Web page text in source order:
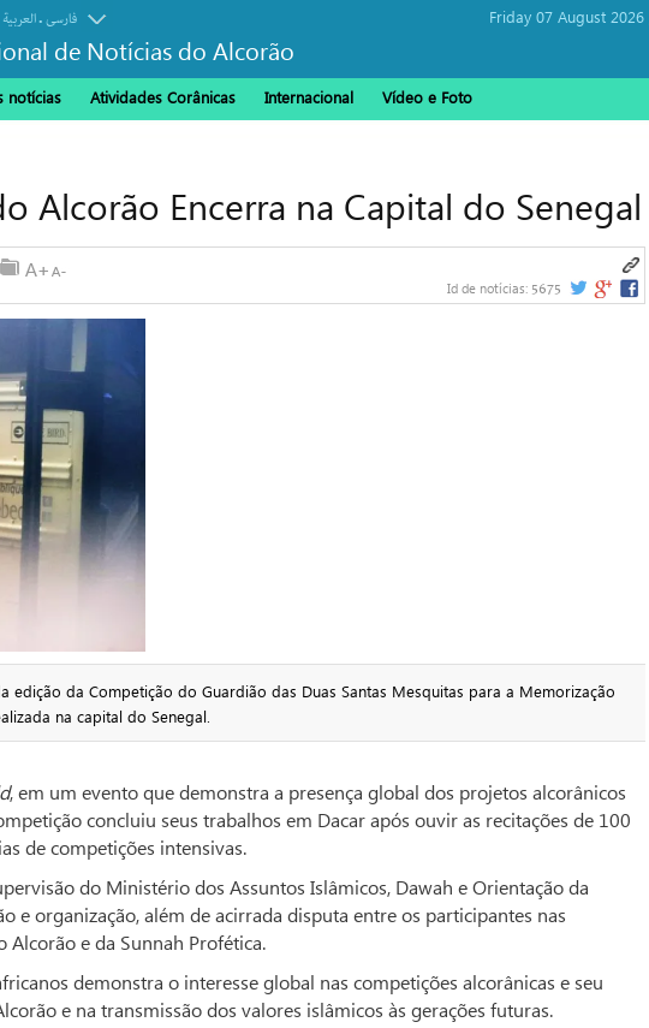
العربیة.فارسی
de Notícias do Alcorão
Friday 07 August 2026 ,
notícias Atividades Corânicas Internacional Vídeo e Foto
Alcorão Encerra na Capital do Senegal
Id de notícias: 5675
edição da Competição do Guardião das Duas Santas Mesquitas para a Memorização
na capital do Senegal.
, em um evento que demonstra a presença global dos projetos alcorânicos
concluiu seus trabalhos em Dacar após ouvir as recitações de 100
de competições intensivas.
do Ministério dos Assuntos Islâmicos, Dawah e Orientação da
e organização, além de acirrada disputa entre os participantes nas
e da Sunnah Profética.
demonstra o interesse global nas competições alcorânicas e seu
e na transmissão dos valores islâmicos às gerações futuras.